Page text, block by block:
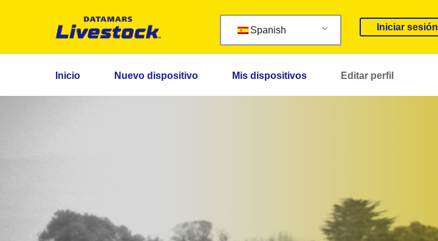
Spanish Iniciar sesión
Inicio Nuevo dispositivo Mis dispositivos Editar perfil